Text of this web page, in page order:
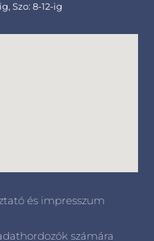
Szo: 8-12-ig
és impresszum
számára